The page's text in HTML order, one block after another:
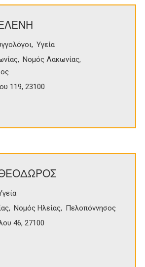
Υγεία
Νομός Λακωνίας
119, 23100
Νομός Ηλείας
Πελοπόννησος
46, 27100